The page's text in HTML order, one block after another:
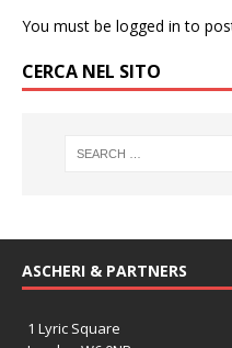
You must be logged in to
CERCA NEL SITO
ASCHERI & PARTNERS
1 Lyric Square